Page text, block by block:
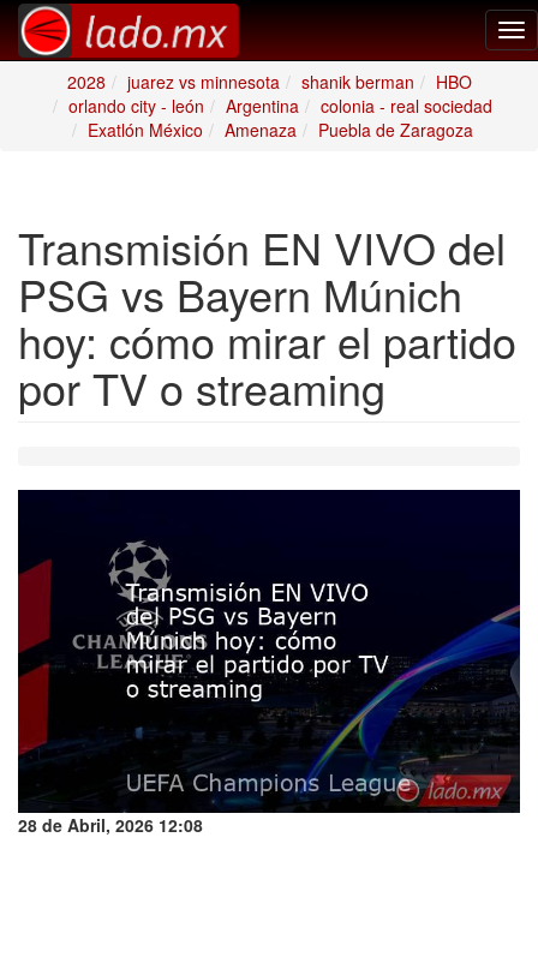
2028
juarez vs minnesota shanik berman
HBO
orlando city - león
Argentina
colonia - real sociedad
Exatlón México
Amenaza Puebla de Zaragoza
Transmisión EN VIVO del
PSG vs Bayern Múnich
hoy: cómo mirar el partido
por TV o streaming
28 de Abril, 2026 12:08